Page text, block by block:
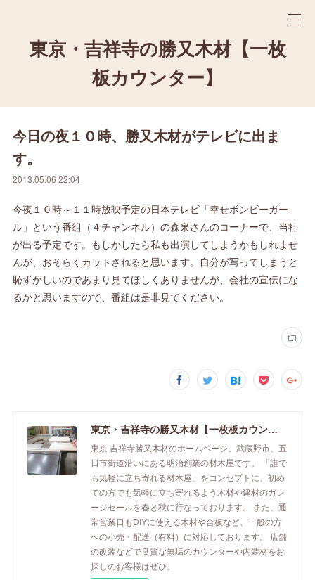
東京・吉祥寺の勝又木材【一枚
板カウンター】
今日の夜１０時、勝又木材がテレビに出ま
す。
2013.05.06 22:04
今夜１０時～１１時放映予定の日本テレビ「幸せボンビーガー
ル」という番組（４チャンネル）の森泉さんのコーナーで、当社
が出る予定です。もしかしたら私も出演してしまうかもしれませ
んが、おそらくカットされると思います。自分が写ってしまうと
恥ずかしいのであまり見てほしくありませんが、会社の宣伝にな
るかと思いますので、番組は是非見てください。
東京・吉祥寺の勝又木材【一枚板カウンター】
東京 吉祥寺勝又木材のホームページ。武蔵野市、五
日市街道沿いにある明治創業の材木屋です。 「誰で
も気軽に立ち寄れる材木屋」をコンセプトに、初め
ての方でも気軽に立ち寄れるよう木材や建材のガレ
ージセールを春と秋に行なっております。 また、通
常営業日もDIYに使える木材や合板など、一般の方
への小売・配送（有料）に対応しております。 店舗
の改装などで良質な無垢のカウンターや内装材をお
探しのお客様はぜひ。